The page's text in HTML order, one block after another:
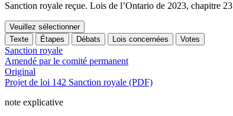
Sanction royale reçue. Lois de l’Ontario de 2023, chapitre 23
Veuillez sélectionner
Texte
Étapes Débats Lois concernées Votes
Sanction royale
Amendé par le comité permanent
Original
Projet de loi 142 Sanction royale (PDF)
note explicative